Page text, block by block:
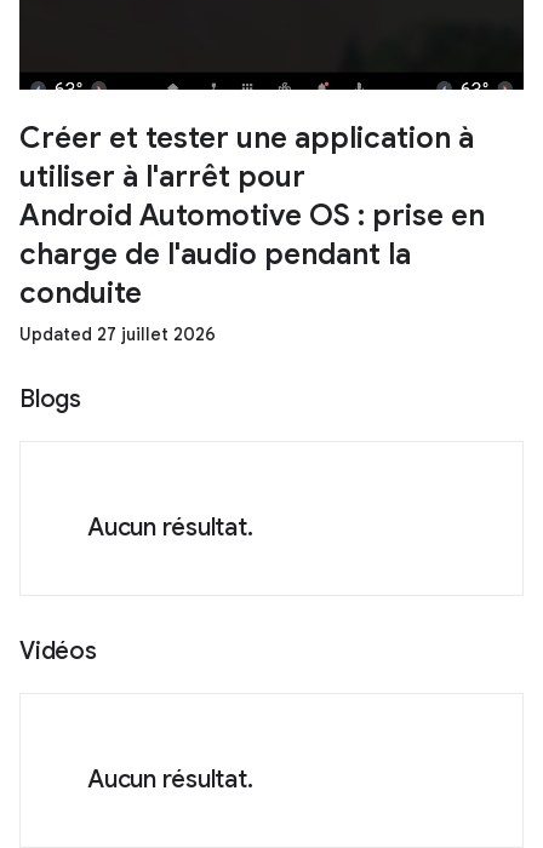
Créer et tester une application à
utiliser à l'arrêt pour
Android Automotive OS : prise en
charge de l'audio pendant la
conduite
Updated 27 juillet 2026
Blogs
Aucun résultat.
Vidéos
Aucun résultat.